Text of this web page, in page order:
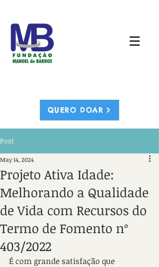
QUERO DOAR
Post
Projeto Ativa Idade:
Melhorando a Qualidade
de Vida com Recursos do
Termo de Fomento nº
403/2022
May 14, 2024
É com grande satisfação que